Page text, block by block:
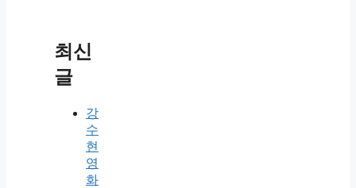
최신
글
강
수
현
영
화